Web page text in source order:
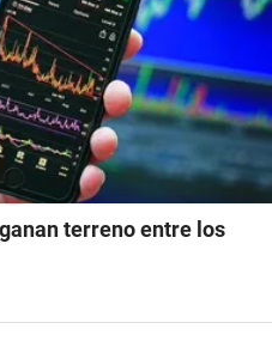
terreno entre los